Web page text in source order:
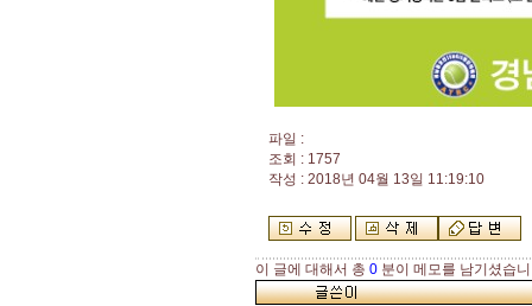
파일 :
조회 : 1757
작성 : 2018년 04월 13일 11:19:10
이 글에 대해서 총 0 분이 메모를 남기셨습